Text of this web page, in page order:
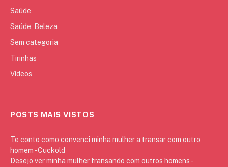
Saúde
Saúde, Beleza
Sem categoria
Tirinhas
Vídeos
POSTS MAIS VISTOS
Te conto como convenci minha mulher a transar com outro
homem - Cuckold
Desejo ver minha mulher transando com outros homens -